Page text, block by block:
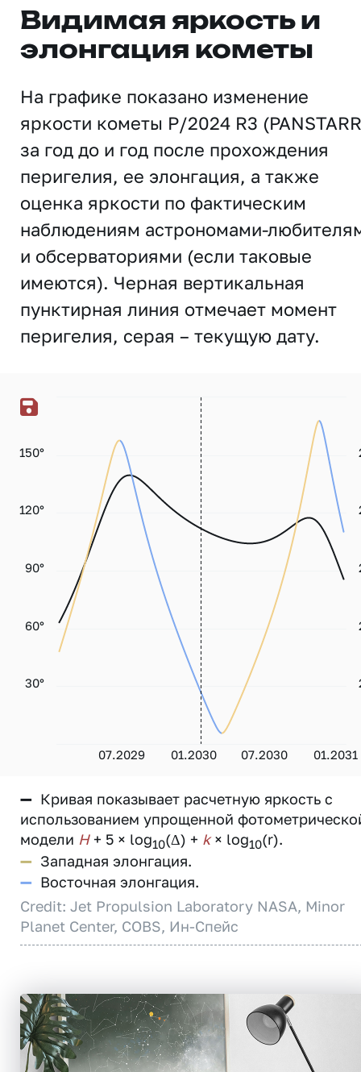
Видимая яркость и
элонгация кометы
На графике показано изменение
яркости кометы P/2024 R3
за год до и год после прохождения
перигелия, ее элонгация, а также
оценка яркости по фактическим
наблюдениям астрономами-
и обсерваториями (если таковые
имеются). Черная вертикальная
пунктирная линия отмечает момент
перигелия, серая – текущую дату.
07.2029 01.2030 07.2030 01.2031
30°
60°
90°
120°
150°
— Кривая показывает расчетную яркость с
использованием упрощенной
модели H+ 5 × log10(Δ) + k× log10(r).
— Западная элонгация.
— Восточная элонгация.
Credit: Jet Propulsion Laboratory NASA, Minor
Planet Center, COBS, Ин-Спейс